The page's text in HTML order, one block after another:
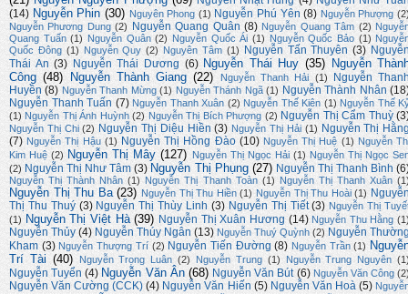
(14) Nguyễn Phin (30) Nguyên Phong (1) Nguyễn Phú Yên (8) Nguyễn Phượng
Nguyễn Phương Dung (2) Nguyễn Quang Quân (8) Nguyễn Quang Tâm (2)
Quang Tuấn (1) Nguyễn Quân (2) Nguyễn Quốc Ái (1) Nguyễn Quốc Bảo (1)
Quốc Đông (1) Nguyễn Quy (2) Nguyên Tâm (1) Nguyễn Tấn Thuyên (3)
Thái An (3) Nguyễn Thái Dương (6) Nguyễn Thái Huy (35)
Nguyễn
Công (48) Nguyễn Thành Giang (22) Nguyễn Thanh Hải (1)
Nguyễn
Huyền (8) Nguyễn Thanh Mừng (1) Nguyễn Thánh Ngã (1) Nguyễn Thành Nhân
Nguyễn Thanh Tuấn (7) Nguyễn Thanh Xuân (2) Nguyễn Thế Kiên (1) Nguyễn Thế
(1) Nguyễn Thị Ánh Huỳnh (2) Nguyễn Thị Bích Phượng (2) Nguyễn Thị Cẩm Thuỳ
Nguyễn Thị Chi (2) Nguyễn Thị Diệu Hiền (3) Nguyễn Thị Hải (1) Nguyễn Thị
(7) Nguyễn Thị Hậu (1) Nguyễn Thị Hồng Đào (10) Nguyễn Thị Huệ (1) Nguyễn
Kim Huệ (2) Nguyễn Thị Mây (127) Nguyễn Thị Ngọc Hải (1) Nguyễn Thị Ngọc
(2) Nguyễn Thị Như Tâm (3) Nguyễn Thị Phụng (27) Nguyễn Thị Thanh Bình
Nguyễn Thị Thành Nhân (1) Nguyễn Thị Thanh Toàn (1) Nguyễn Thị Thanh Xuân
Nguyễn Thị Thu Ba (23) Nguyễn Thị Thu Hiền (1) Nguyễn Thị Thu Hoài (1)
Thị Thu Thuý (3) Nguyễn Thị Thùy Linh (3) Nguyễn Thị Tiết (3) Nguyễn Thị
(1) Nguyễn Thị Việt Hà (39) Nguyễn Thị Xuân Hương (14) Nguyễn Thu Hằng
Nguyễn Thủy (4) Nguyễn Thúy Ngân (13) Nguyễn Thuý Quỳnh (2) Nguyễn
Kham (3) Nguyễn Thượng Trí (2) Nguyễn Tiến Đường (8) Nguyễn Trần (1)
Trí Tài (40) Nguyễn Trọng Luân (2) Nguyễn Trung (1) Nguyễn Trung Nguyên
Nguyễn Tuyển (4) Nguyễn Văn Ân (68) Nguyễn Văn Bút (6) Nguyễn Văn Công
Nguyễn Văn Cường (CCK) (4) Nguyễn Văn Hiến (5) Nguyễn Văn Hoà (5)